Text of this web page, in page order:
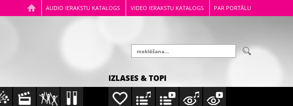
AUDIO IERAKSTU KATALOGS VIDEO IERAKSTU KATALOGS PAR PORTĀLU
IZLASES & TOPI